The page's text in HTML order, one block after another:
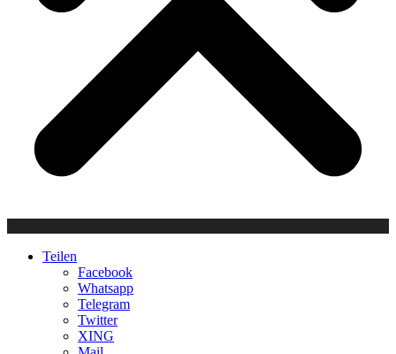
Teilen
Facebook
Whatsapp
Telegram
Twitter
XING